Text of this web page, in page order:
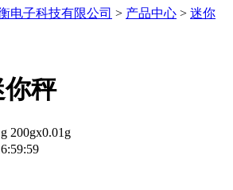
电子科技有限公司 > 产品中心 > 迷你
秤
200gx0.01g